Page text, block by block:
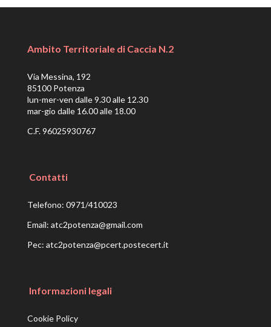
Ambito Territoriale di Caccia N.2
Via Messina, 192
85100 Potenza
lun-mer-ven dalle 9.30 alle 12.30
mar-gio dalle 16.00 alle 18.00
C.F. 96025930767
Contatti
Telefono: 0971/410023
Email: atc2potenza@gmail.com
Pec: atc2potenza@pcert.postecert.it
Informazioni legali
Cookie Policy